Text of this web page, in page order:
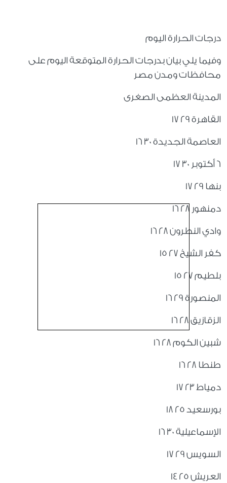
درجات الحرارة اليوم
وفيما يلي بيان بدرجات الحرارة المتوقعة اليوم على
محافظات ومدن مصر
المدينة العظمى الصغرى
القاهرة 29 17
العاصمة الجديدة 30 16
6 أكتوبر 30 17
بنها 29 17
دمنهور 28 16
وادي النطرون 28 16
كفر الشيخ 27 15
بلطيم 27 15
المنصورة 29 16
الزقازيق 28 16
شبين الكوم 28 16
طنطا 28 16
دمياط 23 17
بورسعيد 25 18
الإسماعيلية 30 16
السويس 29 17
العريش 25 14